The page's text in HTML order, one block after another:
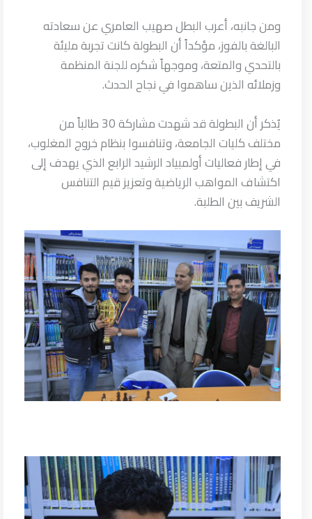
ومن جانبه، أعرب البطل صهيب العامري عن سعادته
البالغة بالفوز، مؤكداً أن البطولة كانت تجربة مليئة
بالتحدي والمتعة، وموجهاً شكره للجنة المنظمة
وزملائه الذين ساهموا في نجاح الحدث.
يُذكر أن البطولة قد شهدت مشاركة 30 طالباً من
مختلف كليات الجامعة، وتنافسوا بنظام خروج المغلوب،
في إطار فعاليات أولمبياد الرشيد الرابع الذي يهدف إلى
اكتشاف المواهب الرياضية وتعزيز قيم التنافس
الشريف بين الطلبة.